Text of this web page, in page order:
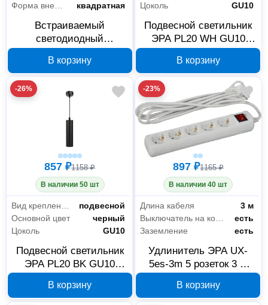
Форма внешней части
квадратная
Встраиваемый
светодиодный
2164K 16 Вт 4000 К
Б0058404
В корзину
Цоколь
GU10
Подвесной светильник
ЭРА PL20 WH GU10
В корзину
-26%
857 ₽1158 ₽
В наличии 50 шт
Вид крепления
подвесной
Основной цвет
черный
Цоколь
GU10
Подвесной светильник
ЭРА PL20 BK GU10
В корзину
-23%
897 ₽1165 ₽
В наличии 40 шт
Длина кабеля
3 м
Выключатель на корпусе
есть
Заземление
есть
Удлинитель ЭРА UX-
5es-3m 5 розеток 3 м
В корзину